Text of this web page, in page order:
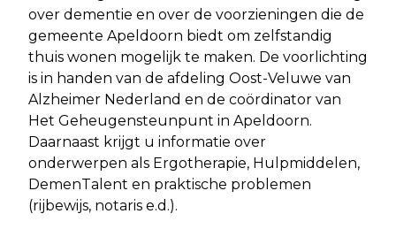
over dementie en over de voorzieningen die de
gemeente Apeldoorn biedt om zelfstandig
thuis wonen mogelijk te maken. De voorlichting
is in handen van de afdeling Oost-Veluwe van
Alzheimer Nederland en de coördinator van
Het Geheugensteunpunt in Apeldoorn.
Daarnaast krijgt u informatie over
onderwerpen als Ergotherapie, Hulpmiddelen,
DemenTalent en praktische problemen
(rijbewijs, notaris e.d.).